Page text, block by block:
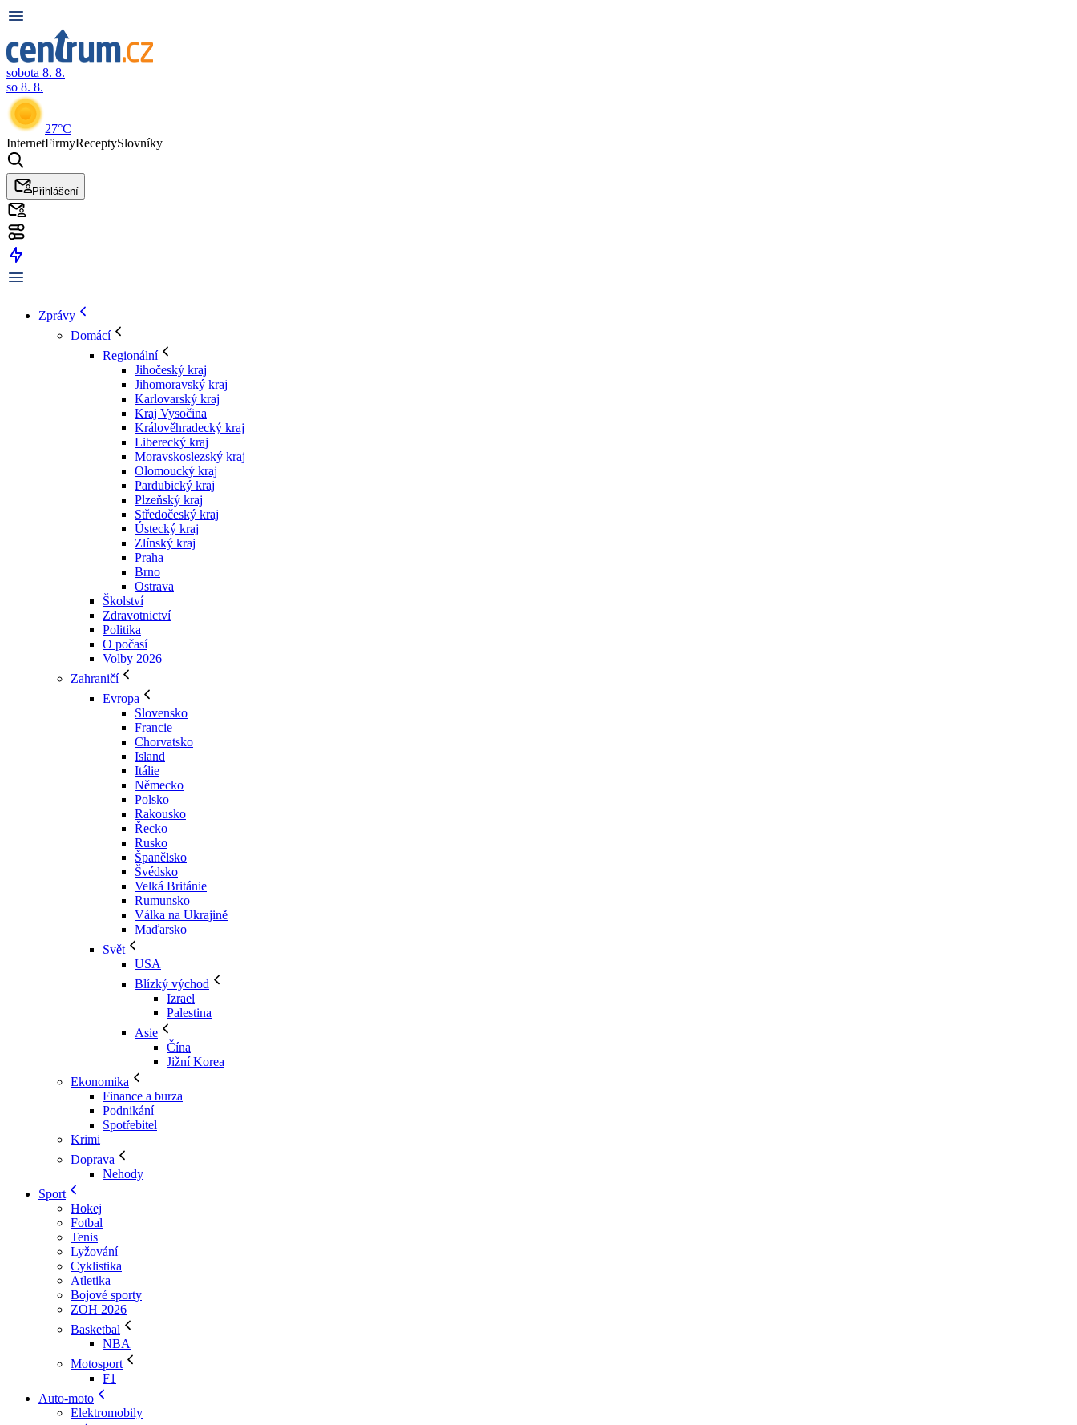
sobota 8. 8.
so 8. 8.
27°C
InternetFirmyReceptySlovníky
Přihlášení
Zprávy
Domácí
Regionální
Jihočeský kraj
Jihomoravský kraj
Karlovarský kraj
Kraj Vysočina
Králověhradecký kraj
Liberecký kraj
Moravskoslezský kraj
Olomoucký kraj
Pardubický kraj
Plzeňský kraj
Středočeský kraj
Ústecký kraj
Zlínský kraj
Praha
Brno
Ostrava
Školství
Zdravotnictví
Politika
O počasí
Volby 2026
Zahraničí
Evropa
Slovensko
Francie
Chorvatsko
Island
Itálie
Německo
Polsko
Rakousko
Řecko
Rusko
Španělsko
Švédsko
Velká Británie
Rumunsko
Válka na Ukrajině
Maďarsko
Svět
USA
Blízký východ
Izrael
Palestina
Asie
Čína
Jižní Korea
Ekonomika
Finance a burza
Podnikání
Spotřebitel
Krimi
Doprava
Nehody
Sport
Hokej
Fotbal
Tenis
Lyžování
Cyklistika
Atletika
Bojové sporty
ZOH 2026
Basketbal
NBA
Motosport
F1
Auto-moto
Elektromobily